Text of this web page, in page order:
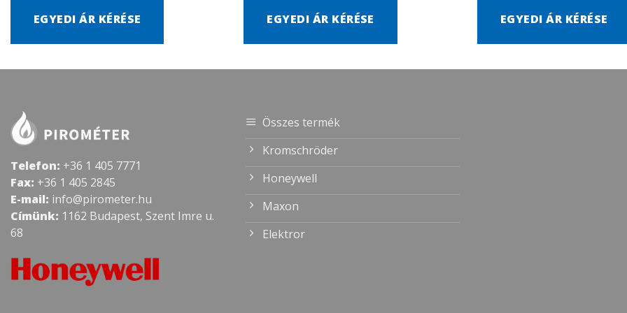
EGYEDI ÁR KÉRÉSE EGYEDI ÁR KÉRÉSE EGYEDI ÁR KÉRÉSE
Telefon: +36 1 405 7771
Fax: +36 1 405 2845
E-mail: info@pirometer.hu
Címünk: 1162 Budapest, Szent Imre u.
68
Összes termék
Kromschröder
Honeywell
Maxon
Elektror